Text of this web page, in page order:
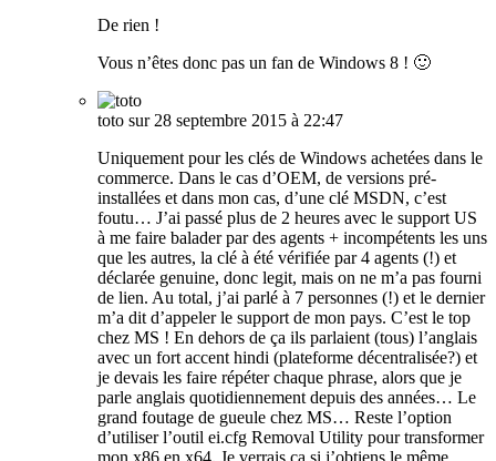
De rien !
Vous n’êtes donc pas un fan de Windows 8 ! 🙂
toto sur 28 septembre 2015 à 22:47
Uniquement pour les clés de Windows achetées dans le
commerce. Dans le cas d’OEM, de versions pré-
installées et dans mon cas, d’une clé MSDN, c’est
foutu… J’ai passé plus de 2 heures avec le support US
à me faire balader par des agents + incompétents les uns
que les autres, la clé à été vérifiée par 4 agents (!) et
déclarée genuine, donc legit, mais on ne m’a pas fourni
de lien. Au total, j’ai parlé à 7 personnes (!) et le dernier
m’a dit d’appeler le support de mon pays. C’est le top
chez MS ! En dehors de ça ils parlaient (tous) l’anglais
avec un fort accent hindi (plateforme décentralisée?) et
je devais les faire répéter chaque phrase, alors que je
parle anglais quotidiennement depuis des années… Le
grand foutage de gueule chez MS… Reste l’option
d’utiliser l’outil ei.cfg Removal Utility pour transformer